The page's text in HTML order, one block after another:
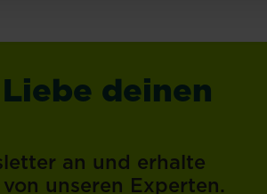
deinen
an und erhalte
unseren Experten.